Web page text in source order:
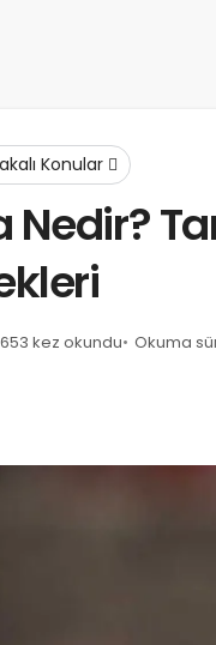
Konular
Nedir?
653 kez okundu Okuma